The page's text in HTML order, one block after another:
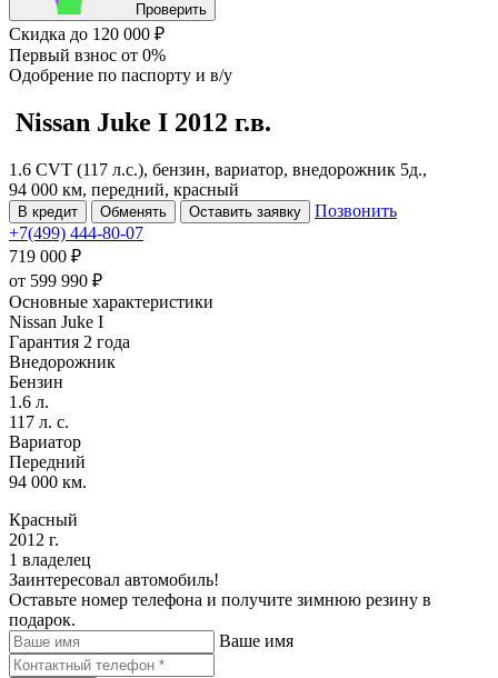
Проверить
Скидка до 120 000 ₽
Первый взнос от 0%
Одобрение по паспорту и в/у
Nissan Juke I 2012 г.в.
1.6 CVT (117 л.с.), бензин, вариатор, внедорожник 5д.,
94 000 км, передний, красный
В кредит Обменять Оставить заявку
Позвонить
+7(499) 444-80-07
719 000 ₽
от 599 990 ₽
Основные характеристики
Nissan Juke I
Гарантия 2 года
Внедорожник
Бензин
1.6 л.
117 л. с.
Вариатор
Передний
94 000 км.
Красный
2012 г.
1 владелец
Заинтересовал автомобиль!
Оставьте номер телефона и получите зимнюю резину в
подарок.
Ваше имя